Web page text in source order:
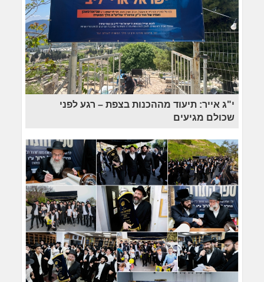
י"ג אייר: תיעוד מההכנות בצפת – רגע לפני
שכולם מגיעים